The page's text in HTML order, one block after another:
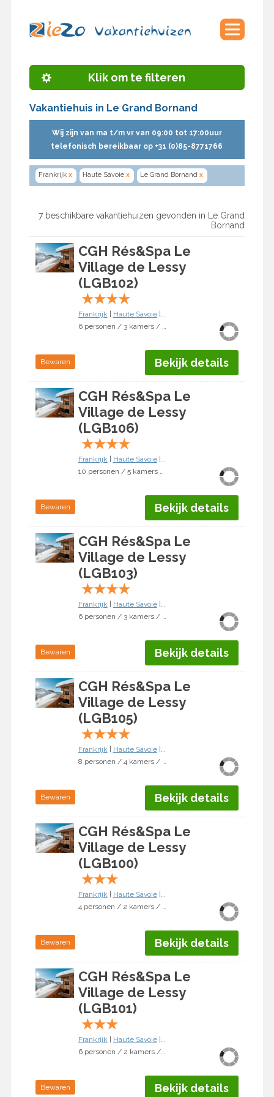
Klik om te filteren
Vakantiehuis in Le Grand Bornand
Wij zijn van ma t/m vr van 09:00 tot 17:00uur
telefonisch bereikbaar op +31 (0)85-8771766
Frankrijk x Haute Savoie x Le Grand Bornand x
7 beschikbare vakantiehuizen gevonden in Le Grand
Bornand
CGH Rés&Spa Le
Village de Lessy
(LGB102)
★★★★
Frankrijk Haute Savoie|
Le Grand Bornand
6 personen / 3 kamers / 2 slaapkamers
Bewaren Bekijk details
CGH Rés&Spa Le
Village de Lessy
(LGB106)
★★★★
Frankrijk Haute Savoie|
Le Grand Bornand
10 personen / 5 kamers / 4 slaapkamers
Bewaren Bekijk details
CGH Rés&Spa Le
Village de Lessy
(LGB103)
★★★★
Frankrijk Haute Savoie|
Le Grand Bornand
6 personen / 3 kamers / 2 slaapkamers
Bewaren Bekijk details
CGH Rés&Spa Le
Village de Lessy
(LGB105)
★★★★
Frankrijk Haute Savoie|
Le Grand Bornand
8 personen / 4 kamers / 3 slaapkamers
Bewaren Bekijk details
CGH Rés&Spa Le
Village de Lessy
(LGB100)
★★★
Frankrijk Haute Savoie|
Le Grand Bornand
4 personen / 2 kamers / 1 slaapkamer
Bewaren Bekijk details
CGH Rés&Spa Le
Village de Lessy
(LGB101)
★★★
Frankrijk Haute Savoie|
Le Grand Bornand
6 personen / 2 kamers / 2 slaapkamers
Bewaren Bekijk details